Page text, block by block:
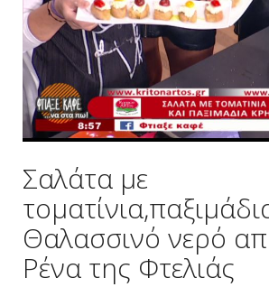
Σαλάτα με
Θαλασσινό νερό
Ρένα της Φτελιάς